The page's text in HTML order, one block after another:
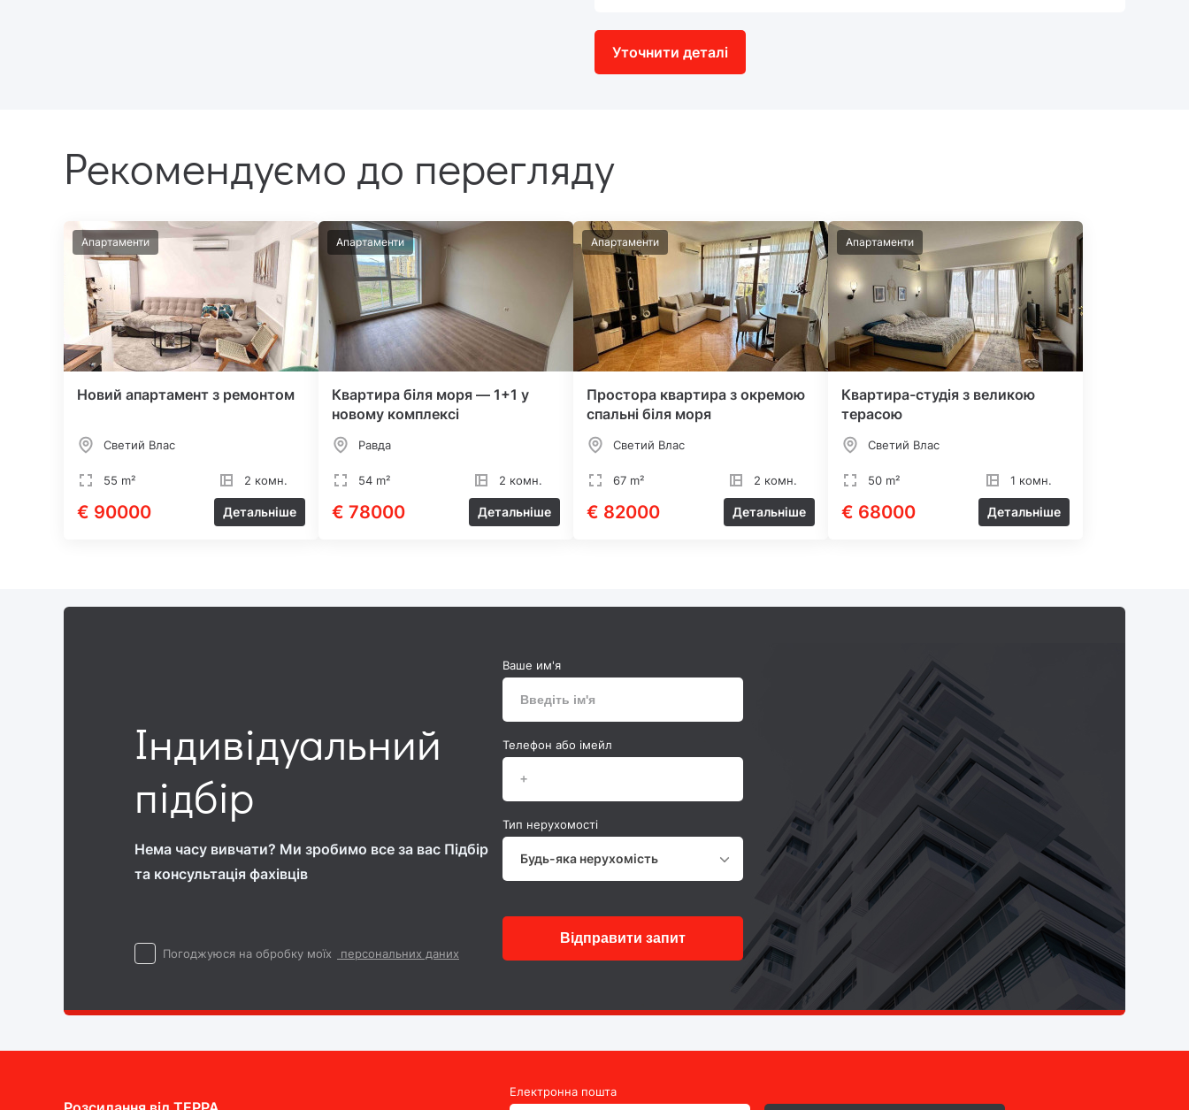
Уточнити деталі
Рекомендуємо до перегляду
Апартаменти
Новий апартамент з ремонтом
Светий Влас
55 m² 2 комн.
€ 90000 Детальніше
Апартаменти
Квартира біля моря — 1+1 у
новому комплексі
Равда
54 m² 2 комн.
€ 78000 Детальніше
Апартаменти
Простора квартира з окремою
спальні біля моря
Светий Влас
67 m² 2 комн.
€ 82000 Детальніше
Апартаменти
Квартира-студія з великою
терасою
Светий Влас
50 m² 1 комн.
€ 68000 Детальніше
Індивідуальний
підбір
Нема часу вивчати? Ми зробимо все за вас Підбір
та консультація фахівців
Ваше им'я
Телефон або імейл
Тип нерухомості
Будь-яка нерухомість
Відправити запит
Погоджуюся на обробку моїх персональних даних
Електронна пошта